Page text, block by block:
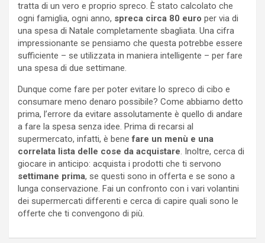
tratta di un vero e proprio spreco. È stato calcolato che
ogni famiglia, ogni anno, spreca circa 80 euro per via di
una spesa di Natale completamente sbagliata. Una cifra
impressionante se pensiamo che questa potrebbe essere
sufficiente – se utilizzata in maniera intelligente – per fare
una spesa di due settimane.
Dunque come fare per poter evitare lo spreco di cibo e
consumare meno denaro possibile? Come abbiamo detto
prima, l’errore da evitare assolutamente è quello di andare
a fare la spesa senza idee. Prima di recarsi al
supermercato, infatti, è bene fare un menù e una
correlata lista delle cose da acquistare. Inoltre, cerca di
giocare in anticipo: acquista i prodotti che ti servono
settimane prima, se questi sono in offerta e se sono a
lunga conservazione. Fai un confronto con i vari volantini
dei supermercati differenti e cerca di capire quali sono le
offerte che ti convengono di più.